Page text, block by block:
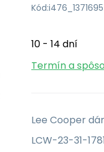
Kód:
10 - 14 dní
Termín a
Lee Cooper
LCW-23-31-